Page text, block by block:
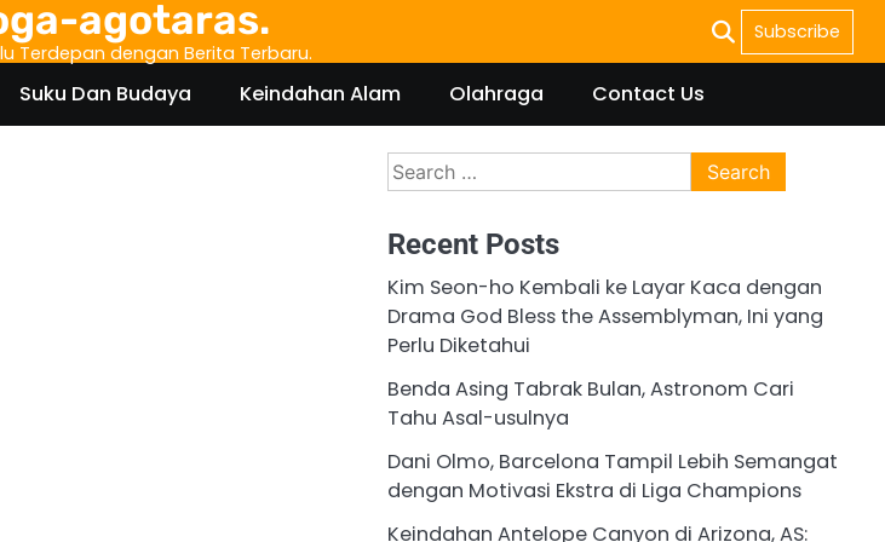
agotaras.
Terdepan dengan Berita Terbaru.
Subscribe
Suku Dan Budaya Keindahan Alam Olahraga Contact Us
Search
for:
Recent Posts
Kim Seon-ho Kembali ke Layar Kaca dengan
Drama God Bless the Assemblyman, Ini yang
Perlu Diketahui
Benda Asing Tabrak Bulan, Astronom Cari
Tahu Asal-usulnya
Dani Olmo, Barcelona Tampil Lebih Semangat
dengan Motivasi Ekstra di Liga Champions
Keindahan Antelope Canyon di Arizona, AS: